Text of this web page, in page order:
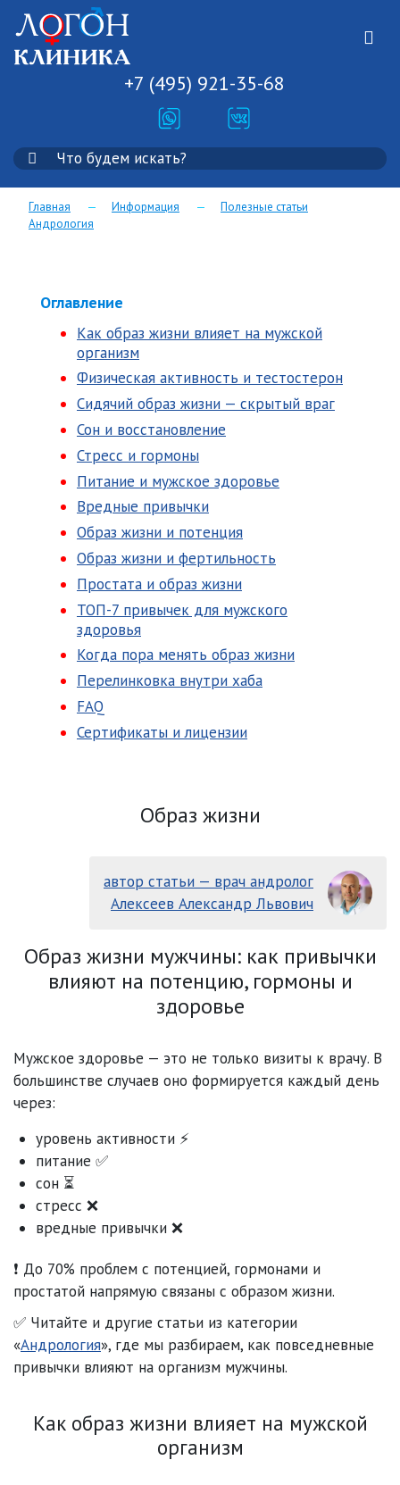
+7 (495) 921-35-68
Главная — Информация —
Полезные статьи
Андрология
Оглавление
Как образ жизни влияет на мужской
организм
Физическая активность и тестостерон
Сидячий образ жизни — скрытый враг
Сон и восстановление
Стресс и гормоны
Питание и мужское здоровье
Вредные привычки
Образ жизни и потенция
Образ жизни и фертильность
Простата и образ жизни
ТОП-7 привычек для мужского
здоровья
Когда пора менять образ жизни
Перелинковка внутри хаба
FAQ
Сертификаты и лицензии
Образ жизни
автор статьи — врач андролог
Алексеев Александр Львович
Образ жизни мужчины: как привычки
влияют на потенцию, гормоны и
здоровье
Мужское здоровье — это не только визиты к врачу. В
большинстве случаев оно формируется каждый день
через:
уровень активности ⚡
питание ✅
сон ⏳
стресс ❌
вредные привычки ❌
❗ До 70% проблем с потенцией, гормонами и
простатой напрямую связаны с образом жизни.
✅ Читайте и другие статьи из категории
«Андрология», где мы разбираем, как повседневные
привычки влияют на организм мужчины.
Как образ жизни влияет на мужской
организм